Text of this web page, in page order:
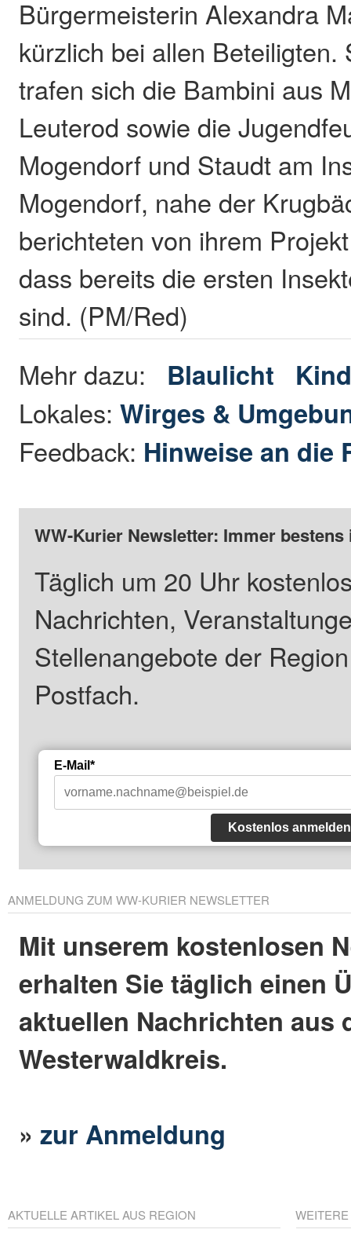
Bürgermeisterin Alexandra
kürzlich bei allen Beteiligten.
trafen sich die Bambini aus
Leuterod sowie die
Mogendorf und Staudt am
Mogendorf, nahe der
berichteten von ihrem
dass bereits die ersten
sind. (PM/Red)
Mehr dazu: Blaulicht
Lokales:Wirges &
Feedback: Hinweise an die
WW-Kurier Newsletter: Immer
Täglich um 20 Uhr
Nachrichten,
Stellenangebote der
Postfach.
E-Mail*
Kostenlos anmelden
ANMELDUNG ZUM WW-KURIER NEWSLETTER
Mit unserem kostenlosen
erhalten Sie täglich einen
aktuellen Nachrichten aus
Westerwaldkreis.
»zur Anmeldung
AKTUELLE ARTIKEL AUS REGION